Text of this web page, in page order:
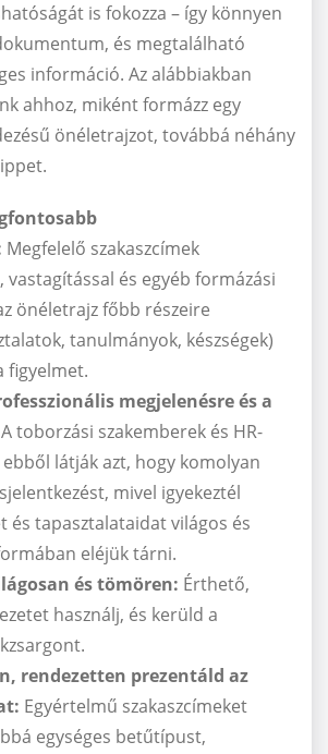
is fokozza – így könnyen
és megtalálható
információ. Az alábbiakban
ahhoz, miként formázz egy
önéletrajzot, továbbá néhány
Megfelelő szakaszcímek
vastagítással és egyéb formázási
önéletrajz főbb részeire
tanulmányok, készségek)
figyelmet.
megjelenésre és a
A toborzási szakemberek és HR-
látják azt, hogy komolyan
mivel igyekeztél
és tapasztalataidat világos és
eléjük tárni.
és tömören: Érthető,
használj, és kerüld a
rendezetten prezentáld az
Egyértelmű szakaszcímeket
egységes betűtípust,